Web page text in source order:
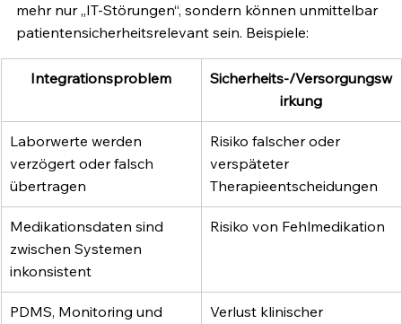
mehr nur „IT-Störungen“, sondern können unmittelbar
patientensicherheitsrelevant sein. Beispiele:
Integrationsproblem
Sicherheits-/Versorgungsw
irkung
Laborwerte werden
verzögert oder falsch
übertragen
Risiko falscher oder
verspäteter
Therapieentscheidungen
Medikationsdaten sind
zwischen Systemen
inkonsistent
Risiko von Fehlmedikation
PDMS, Monitoring und
Verlust klinischer